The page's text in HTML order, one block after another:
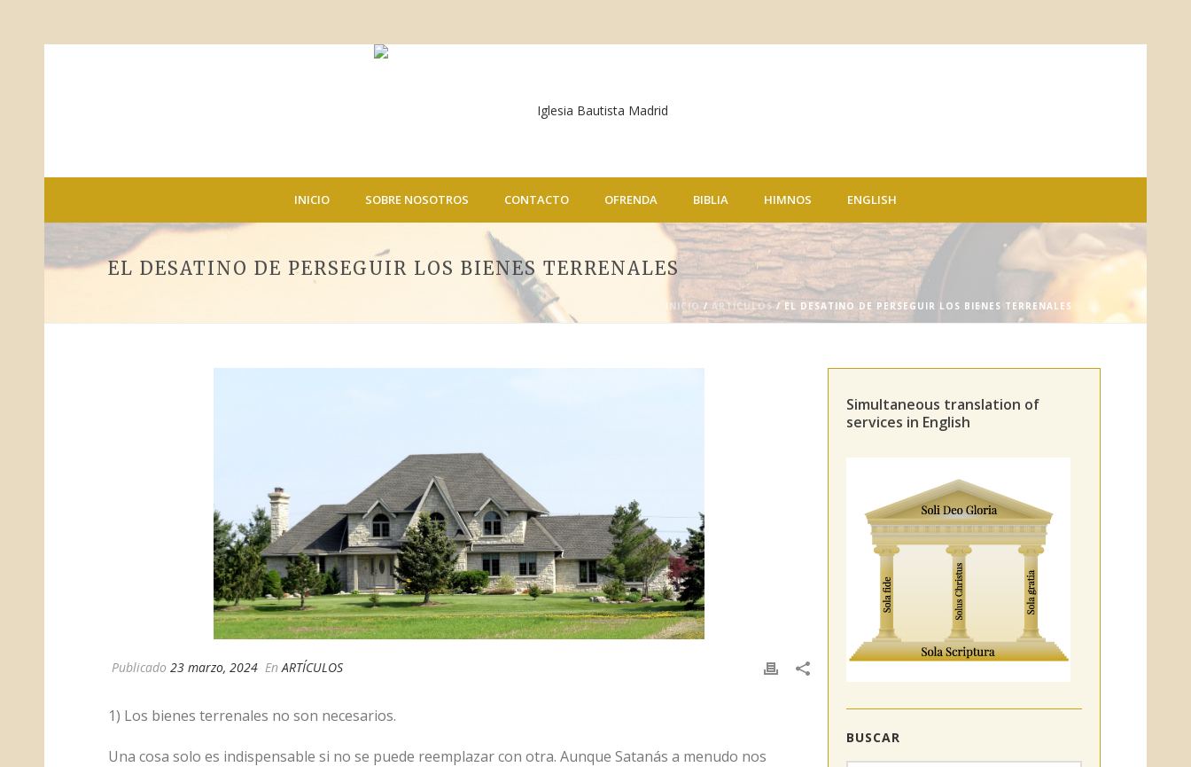
INICIO SOBRE NOSOTROS CONTACTO OFRENDA BIBLIA HIMNOS ENGLISH
EL DESATINO DE PERSEGUIR LOS BIENES TERRENALES
INICIO / ARTÍCULOS/ EL DESATINO DE PERSEGUIR LOS BIENES TERRENALES
Publicado 23 marzo, 2024 EnARTÍCULOS
1) Los bienes terrenales no son necesarios.
Una cosa solo es indispensable si no se puede reemplazar con otra. Aunque Satanás a menudo nos
Simultaneous translation of
services in English
BUSCAR